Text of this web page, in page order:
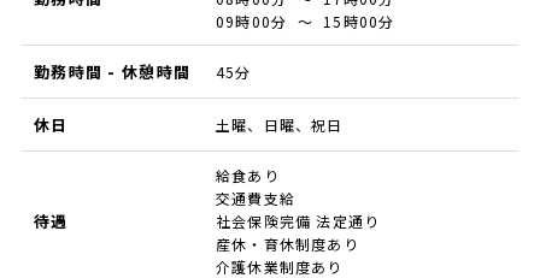
09時00分 ～ 15時00分
勤務時間 - 休憩時間 45分
休日 土曜、日曜、祝日
待遇
給食あり
交通費支給
社会保険完備 法定通り
産休・育休制度あり
介護休業制度あり